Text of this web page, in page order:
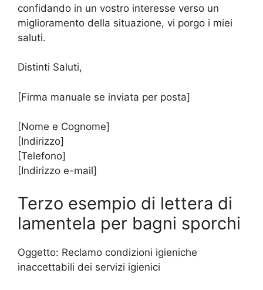
confidando in un vostro interesse verso un
miglioramento della situazione, vi porgo i miei
saluti.
Distinti Saluti,
[Firma manuale se inviata per posta]
[Nome e Cognome]
[Indirizzo]
[Telefono]
[Indirizzo e-mail]
Terzo esempio di lettera di
lamentela per bagni sporchi
Oggetto: Reclamo condizioni igieniche
inaccettabili dei servizi igienici